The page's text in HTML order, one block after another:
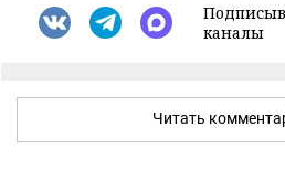
каналы
Читать